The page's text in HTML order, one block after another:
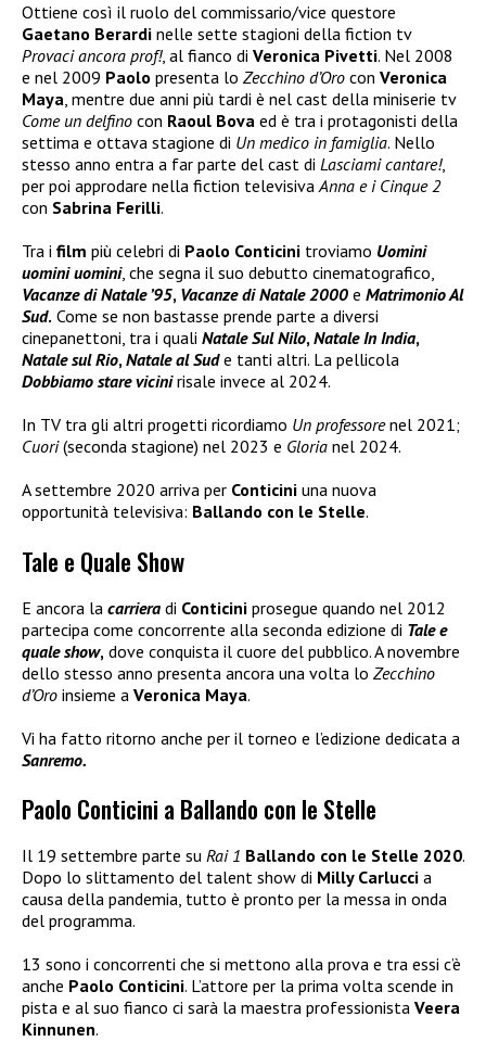
Ottiene così il ruolo del commissario/vice questore
Gaetano Berardi nelle sette stagioni della fiction tv
Provaci ancora prof!, al fianco di Veronica Pivetti. Nel 2008
e nel 2009 Paolo presenta lo Zecchino d’Oro con Veronica
Maya, mentre due anni più tardi è nel cast della miniserie tv
Come un delfino con Raoul Bova ed è tra i protagonisti della
settima e ottava stagione di Un medico in famiglia. Nello
stesso anno entra a far parte del cast di Lasciami cantare!,
per poi approdare nella fiction televisivaAnna e i Cinque 2
con Sabrina Ferilli.
Tra i film più celebri di Paolo Conticini troviamo Uomini
uomini uomini, che segna il suo debutto cinematografico,
Vacanze di Natale ’95, Vacanze di Natale 2000 e Matrimonio Al
Sud. Come se non bastasse prende parte a diversi
cinepanettoni, tra i quali Natale Sul Nilo,Natale In India,
Natale sul Rio,Natale al Sud e tanti altri. La pellicola
Dobbiamo stare vicinirisale invece al 2024.
In TV tra gli altri progetti ricordiamo Un professorenel 2021;
Cuori(seconda stagione) nel 2023 e Gloria nel 2024.
A settembre 2020 arriva per Conticini una nuova
opportunità televisiva: Ballando con le Stelle.
Tale e Quale Show
E ancora la carriera di Conticini prosegue quando nel 2012
partecipa come concorrente alla seconda edizione di Tale e
quale show, dove conquista il cuore del pubblico. A novembre
dello stesso anno presenta ancora una volta lo Zecchino
d’Oro insieme a Veronica Maya.
Vi ha fatto ritorno anche per il torneo e l’edizione dedicata a
Sanremo.
Paolo Conticini a Ballando con le Stelle
Il 19 settembre parte su Rai 1 Ballando con le Stelle 2020.
Dopo lo slittamento del talent show di Milly Carlucci a
causa della pandemia, tutto è pronto per la messa in onda
del programma.
13 sono i concorrenti che si mettono alla prova e tra essi c’è
anche Paolo Conticini. L’attore per la prima volta scende in
pista e al suo fianco ci sarà la maestra professionista Veera
Kinnunen.